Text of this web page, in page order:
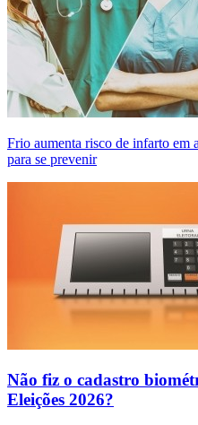
Frio aumenta risco de infarto em
para se prevenir
Não fiz o cadastro
Eleições 2026?